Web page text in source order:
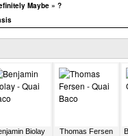
Maybe » ?
Biolay Thomas Fersen